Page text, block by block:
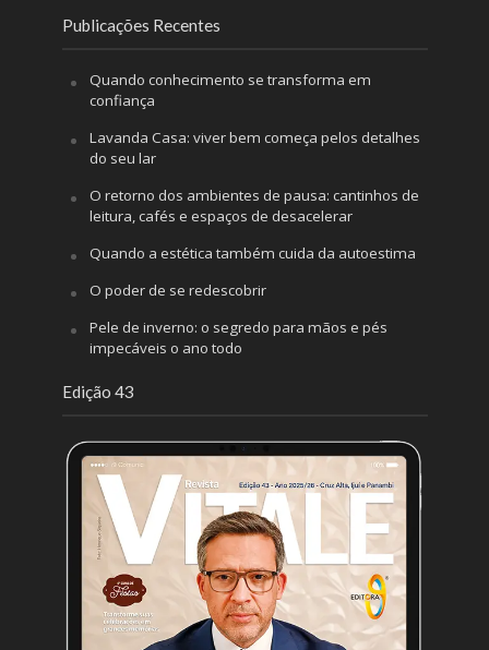
Publicações Recentes
Quando conhecimento se transforma em
confiança
Lavanda Casa: viver bem começa pelos detalhes
do seu lar
O retorno dos ambientes de pausa: cantinhos de
leitura, cafés e espaços de desacelerar
Quando a estética também cuida da autoestima
O poder de se redescobrir
Pele de inverno: o segredo para mãos e pés
impecáveis o ano todo
Edição 43